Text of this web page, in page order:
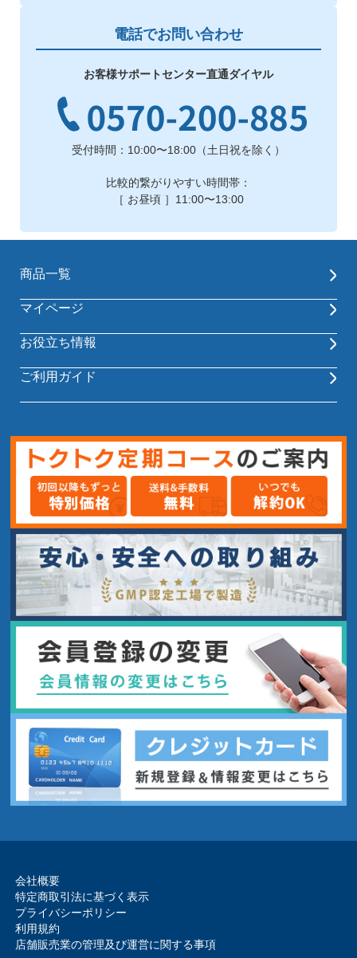
電話でお問い合わせ
お客様サポートセンター直通ダイヤル
受付時間：10:00〜18:00（土日祝を除く）
比較的繋がりやすい時間帯：
［ お昼頃 ］11:00〜13:00
商品一覧
マイページ
お役立ち情報
ご利用ガイド
会社概要
特定商取引法に基づく表示
プライバシーポリシー
利用規約
店舗販売業の管理及び運営に関する事項